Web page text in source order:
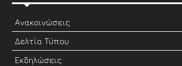
Ανακοινώσεις
Δελτία Τύπου
Εκδηλώσεις